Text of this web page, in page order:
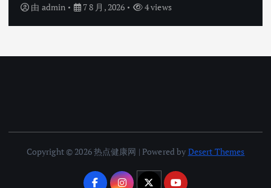
由 admin 7 8 月, 2026 4 views
Copyright © 2026 热点健康网 | Powered by Desert Themes